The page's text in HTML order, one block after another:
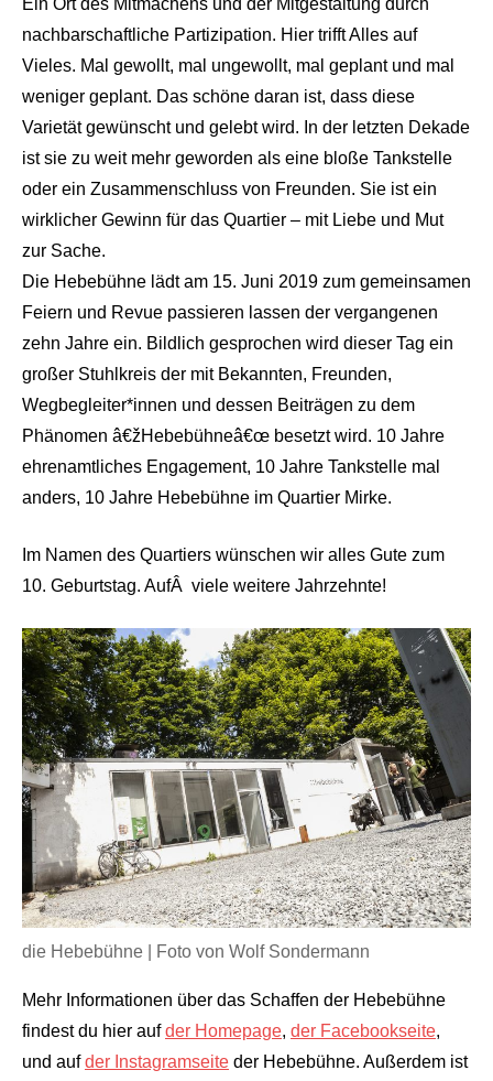
nachbarschaftliche Partizipation. Hier trifft Alles auf
Vieles. Mal gewollt, mal ungewollt, mal geplant und mal
weniger geplant. Das schöne daran ist, dass diese
Varietät gewünscht und gelebt wird. In der letzten Dekade
ist sie zu weit mehr geworden als eine bloße Tankstelle
oder ein Zusammenschluss von Freunden. Sie ist ein
wirklicher Gewinn für das Quartier – mit Liebe und Mut
zur Sache.
Die Hebebühne lädt am 15. Juni 2019 zum gemeinsamen
Feiern und Revue passieren lassen der vergangenen
zehn Jahre ein. Bildlich gesprochen wird dieser Tag ein
großer Stuhlkreis der mit Bekannten, Freunden,
Wegbegleiter*innen und dessen Beiträgen zu dem
Phänomen â€žHebebühneâ€œ besetzt wird. 10 Jahre
ehrenamtliches Engagement, 10 Jahre Tankstelle mal
anders, 10 Jahre Hebebühne im Quartier Mirke.
Im Namen des Quartiers wünschen wir alles Gute zum
10. Geburtstag. AufÂ viele weitere Jahrzehnte!
die Hebebühne | Foto von Wolf Sondermann
Mehr Informationen über das Schaffen der Hebebühne
findest du hier aufder Homepage, der Facebookseite,
und aufder Instagramseite der Hebebühne. Außerdem ist